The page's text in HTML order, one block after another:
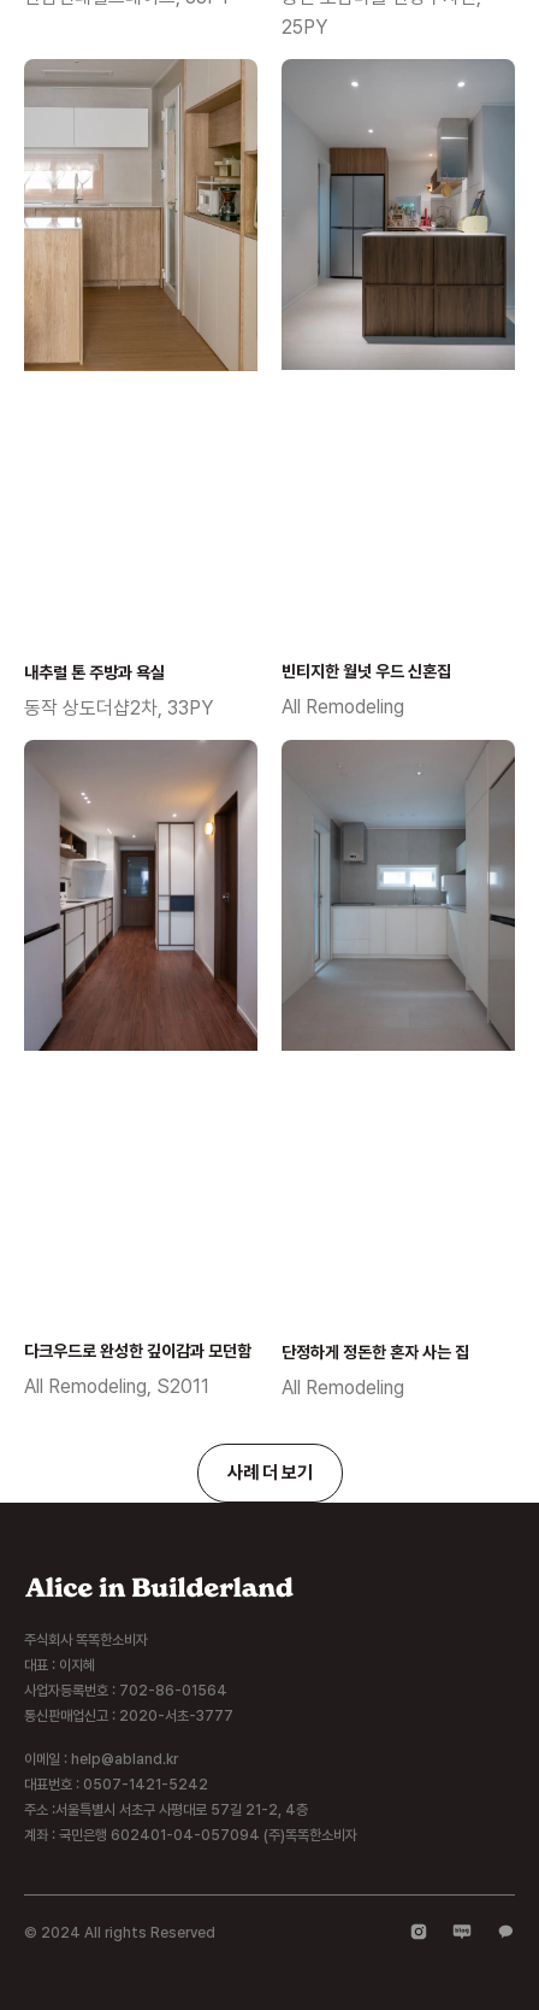
25PY
내추럴 톤 주방과 욕실
동작 상도더샵2차, 33PY
빈티지한 월넛 우드 신혼집
All Remodeling
다크우드로 완성한 깊이감과 모던함
All Remodeling, S2011
단정하게 정돈한 혼자 사는 집​
All Remodeling
사례 더 보기
주식회사 똑똑한소비자
대표 : 이지혜
사업자등록번호 : 702-86-01564
통신판매업신고 : 2020-서초-3777
이메일 : help@abland.kr
대표번호 : 0507-1421-5242
주소 :서울특별시 서초구 사평대로 57길 21-2, 4층
계좌 : 국민은행 602401-04-057094 (주)똑똑한소비자
© 2024 All rights Reserved​